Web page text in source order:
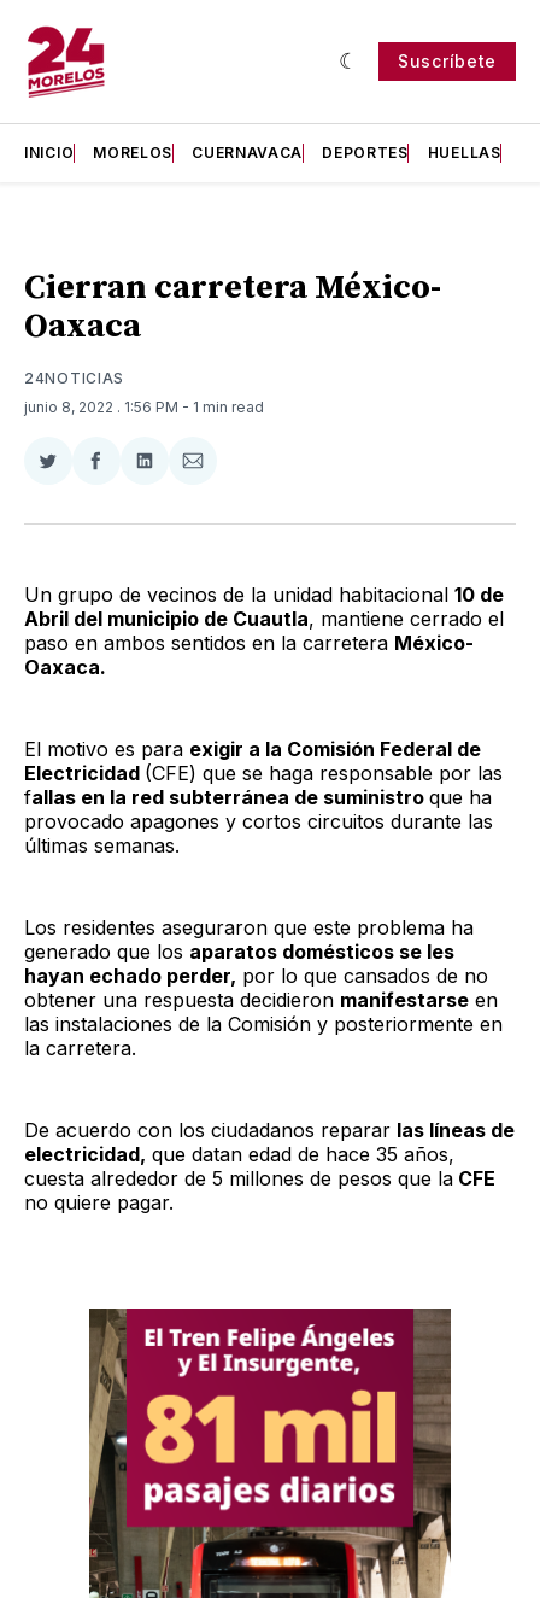
Suscríbete
INICIO MORELOS CUERNAVACA DEPORTES HUELLAS
Cierran carretera México-
Oaxaca
24NOTICIAS
junio 8, 2022 . 1:56 PM - 1 min read
Compartir
Twitter
Compartir
Facebook
Compartir
LinkedIn
Compartir
Email
Un grupo de vecinos de la unidad habitacional 10 de
Abril del municipio de Cuautla, mantiene cerrado el
paso en ambos sentidos en la carretera México-
Oaxaca.
El motivo es para exigir a la Comisión Federal de
Electricidad (CFE) que se haga responsable por las
fallas en la red subterránea de suministro que ha
provocado apagones y cortos circuitos durante las
últimas semanas.
Los residentes aseguraron que este problema ha
generado que los aparatos domésticos se les
hayan echado perder, por lo que cansados de no
obtener una respuesta decidieron manifestarse en
las instalaciones de la Comisión y posteriormente en
la carretera.
De acuerdo con los ciudadanos reparar las líneas de
electricidad, que datan edad de hace 35 años,
cuesta alrededor de 5 millones de pesos que la CFE
no quiere pagar.